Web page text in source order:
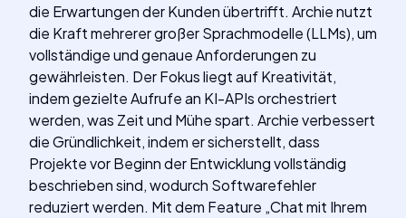
die Erwartungen der Kunden übertrifft. Archie nutzt
die Kraft mehrerer großer Sprachmodelle (LLMs), um
vollständige und genaue Anforderungen zu
gewährleisten. Der Fokus liegt auf Kreativität,
indem gezielte Aufrufe an KI-APIs orchestriert
werden, was Zeit und Mühe spart. Archie verbessert
die Gründlichkeit, indem er sicherstellt, dass
Projekte vor Beginn der Entwicklung vollständig
beschrieben sind, wodurch Softwarefehler
reduziert werden. Mit dem Feature „Chat mit Ihrem